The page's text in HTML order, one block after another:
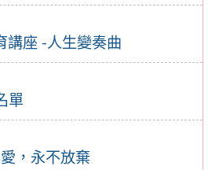
講座 -人生變奏曲
單
，永不放棄